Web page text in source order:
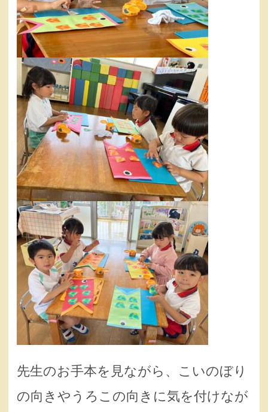
先生のお手本を見ながら、こいのぼり
の向きやうろこの向きに気を付けなが